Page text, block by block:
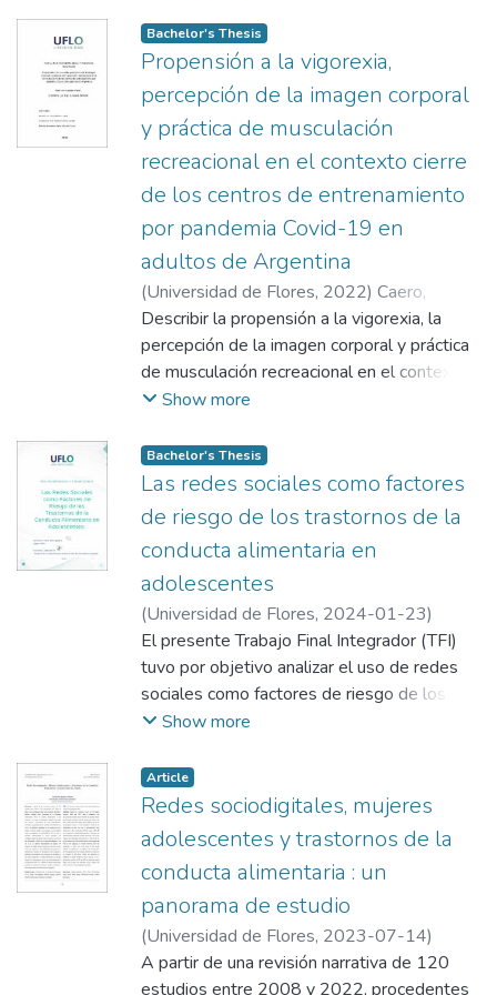
También se recurrió a fuentes secundarias,
mediante la búsqueda en bases de datos
académicas como Google Académico,
Scielo, Dialnet y Redalyc. Adicionalmente,
se realizó una búsqueda en la Biblioteca de
la Universidad de Flores,considerada como
Se establecieron criterios de inclusión
específicos para la selección de los
artículos. Se tomaron en cuenta artículos
empíricos escritos en español, que se
centraron en población adolescente
latinoamericana y que hubieran sido
publicados entre los años 2020 y 2024 En
conclusión, este trabajo de revisión buscó
influencia de las redes sociales sobre la
imagen corporal en los TCA, con el objetivo
de contribuir a la prevención y atención de la
salud mental en adolescentes.
la conducta alimentaria agrupados en
diagnósticos de anorexia nerviosa, bulimia
nerviosa y otros trastornos de la conducta
alimentaria.
Bachelor's Thesis
Propensión a la vigorexia,
percepción de la imagen corporal
y práctica de musculación
recreacional en el contexto cierre
de los centros de entrenamiento
por pandemia Covid-19 en
adultos de Argentina
(Universidad de Flores, 2022) Caero,
Luciano;Libertelli, María Juliana
Describir la propensión a la vigorexia, la
percepción de la imagen corporal y práctica
de musculación recreacional en el contexto
cierre de los centros de entrenamiento por
Argentina.
Show more
Bachelor's Thesis
Las redes sociales como factores
de riesgo de los trastornos de la
conducta alimentaria en
adolescentes
(Universidad de Flores, 2024-01-23)
Flores, María Agustina;Marmo, Julieta
El presente Trabajo Final Integrador (TFI)
tuvo por objetivo analizar el uso de redes
sociales como factores de riesgo de los
Trastornos de la Conducta Alimentaria en
un estudio teórico, de revisión bibliográfica.
En el mismo se buscó analizar de manera
crítica e integradora las investigaciones
científicas actuales sobre las variables
propuestas, así como la consideración de
autores clásicos en el tema, con el
propósito de dar respuesta a la pregunta de
investigación.
Metodológicamente se utilizaron fuentes de
Show more
Article
Redes sociodigitales, mujeres
adolescentes y trastornos de la
conducta alimentaria : un
panorama de estudio
(Universidad de Flores, 2023-07-14)
Apodaca Cabrera, Ana Sofía
A partir de una revisión narrativa de 120
estudios entre 2008 y 2022, procedentes